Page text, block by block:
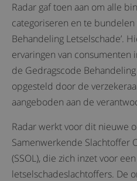
Radar gaf toen aan om alle
categoriseren en te
Behandeling Letselschade’.
ervaringen van consumenten
de Gedragscode
opgesteld door de
aangeboden aan de
Radar werkt voor dit nieuwe
Samenwerkende Slachtoffer
(SSOL), die zich inzet voor
letselschadeslachtoffers. De